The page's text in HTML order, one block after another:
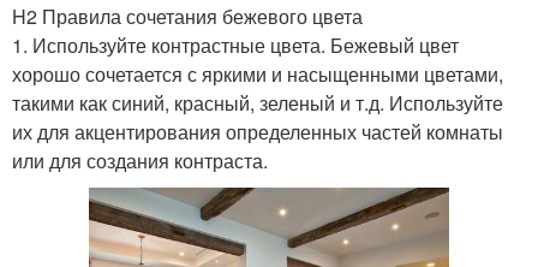
H2 Правила сочетания бежевого цвета
1. Используйте контрастные цвета. Бежевый цвет
хорошо сочетается с яркими и насыщенными цветами,
такими как синий, красный, зеленый и т.д. Используйте
их для акцентирования определенных частей комнаты
или для создания контраста.